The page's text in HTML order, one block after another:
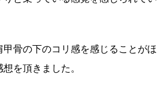
骨の下のコリ感を感じることがほ
を頂きました。